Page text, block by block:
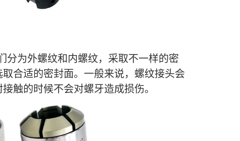
分为外螺纹和内螺纹，采取不一样的密
合适的密封面。一般来说，螺纹接头会
触的时候不会对螺牙造成损伤。